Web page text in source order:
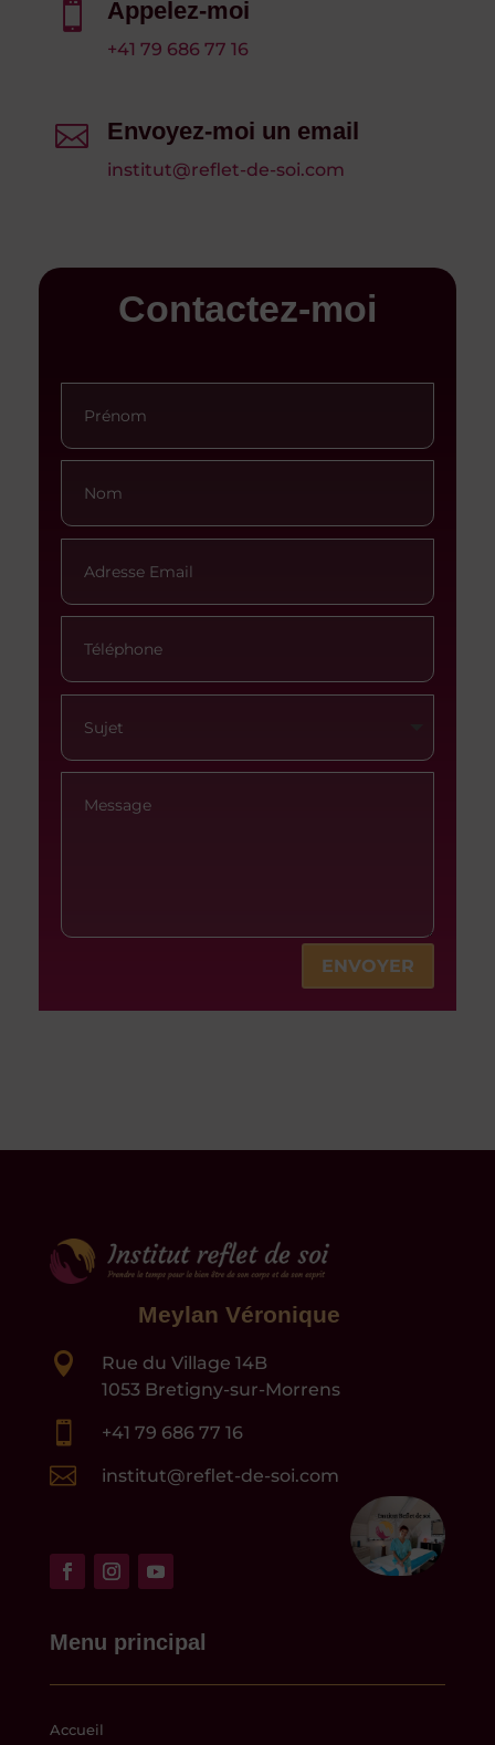
 Appelez-moi
+41 79 686 77 16
 Envoyez-moi un email
institut@reflet-de-soi.com
Contactez-moi
ENVOYER
Meylan Véronique

Rue du Village 14B
1053 Bretigny-sur-Morrens
 +41 79 686 77 16
 institut@reflet-de-soi.com
Menu principal
Accueil